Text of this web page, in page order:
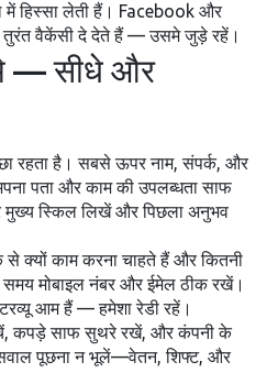
में हिस्सा लेती हैं। Facebook और
तुरंत वैकेंसी दे देते हैं — उसमे जुड़े रहें।
— सीधे और
रहता है। सबसे ऊपर नाम, संपर्क, और
पता और काम की उपलब्धता साफ
मुख्य स्किल लिखें और पिछला अनुभव
क्यों काम करना चाहते हैं और कितनी
मोबाइल नंबर और ईमेल ठीक रखें।
आम हैं — हमेशा रेडी रहें।
कपड़े साफ सुथरे रखें, और कंपनी के
पूछना न भूलें—वेतन, शिफ्ट, और